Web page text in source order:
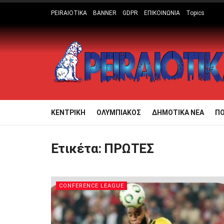
PEIRAIOTIKA BANNER GDPR ΕΠΙΚΟΙΝΩΝΙΑ Topics
ΚΕΝΤΡΙΚΗ ΟΛΥΜΠΙΑΚΟΣ ΔΗΜΟΤΙΚΑ ΝΕΑ
Ετικέτα: ΠΡΩΤΕΣ
CONFERENCE LEAGUE